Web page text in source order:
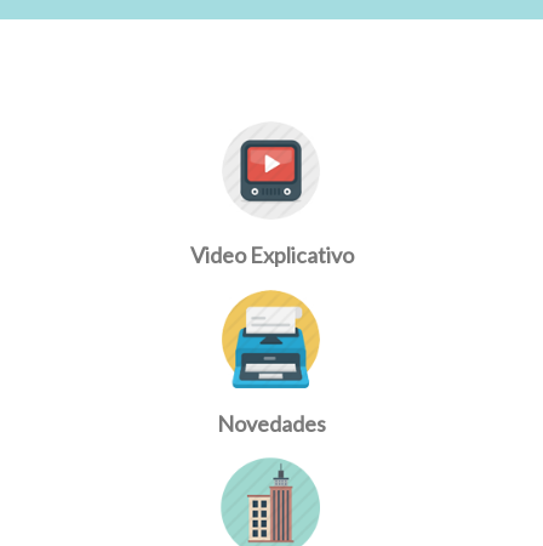
Video Explicativo
Novedades